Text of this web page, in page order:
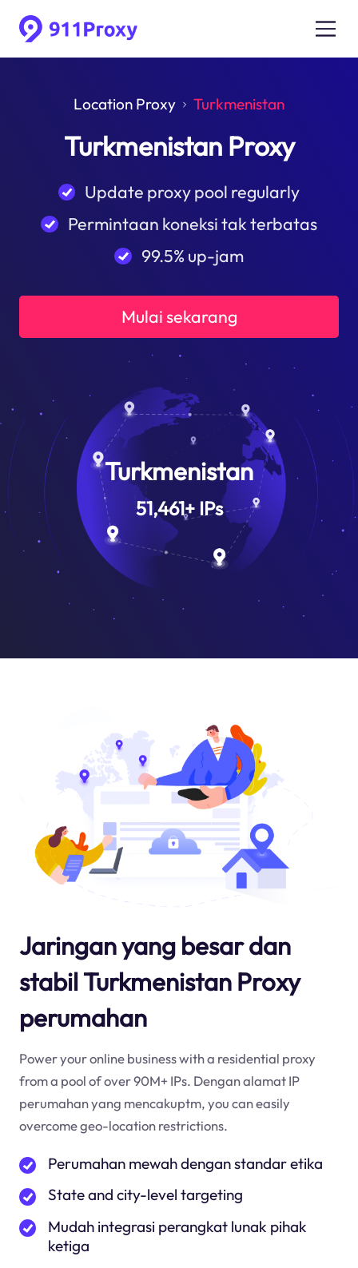
Location Proxy Turkmenistan
Turkmenistan Proxy
Update proxy pool regularly
Permintaan koneksi tak terbatas
99.5% up-jam
Mulai sekarang
Turkmenistan
51,461+IPs
Jaringan yang besar dan
stabil Turkmenistan Proxy
perumahan
Power your online business with a residential proxy
from a pool of over 90M+ IPs. Dengan alamat IP
perumahan yang mencakuptm, you can easily
overcome geo-location restrictions.
Perumahan mewah dengan standar etika
State and city-level targeting
Mudah integrasi perangkat lunak pihak
ketiga